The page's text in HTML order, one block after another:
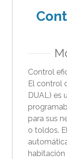
Control
El control
DUAL) es
para sus
o toldos.